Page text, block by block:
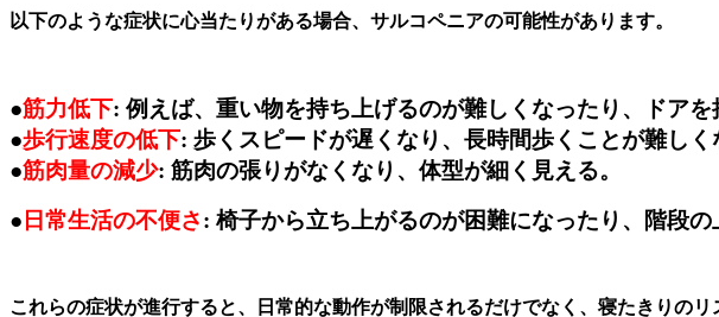
以下のような症状に心当たりがある場合、サルコペニアの可能性があります。
●筋力低下: 例えば、重い物を持ち上げるのが難しくなったり、ドアを
●歩行速度の低下: 歩くスピードが遅くなり、長時間歩くことが難しく
●筋肉量の減少: 筋肉の張りがなくなり、体型が細く見える。
● 日常生活の不便さ: 椅子から立ち上がるのが困難になったり、階段の
これらの症状が進行すると、日常的な動作が制限されるだけでなく、寝たきりのリ